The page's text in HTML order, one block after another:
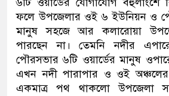
ফলে উপজেলার ওই ৬ ইউনিয়ন ও
মানুষ সহজে আর কলারোয়া
পারছেন না। তেমনি নদীর
পৌরসভার ৬টি ওয়ার্ডের মানুষ
এখন নদী পারাপার ও ওই
একমাত্র পথ থাকলো উপজেলা